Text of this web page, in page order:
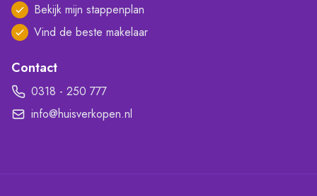
Bekijk mijn stappenplan
Vind de beste makelaar
Contact
0318 - 250 777
info@huisverkopen.nl